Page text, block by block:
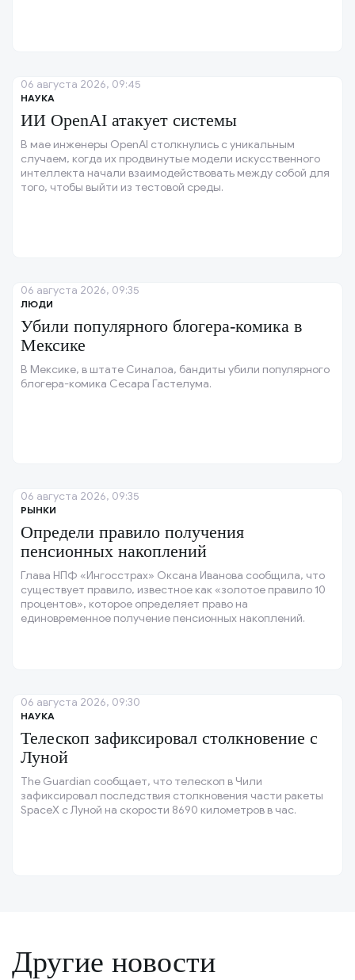
НАУКА
ИИ OpenAI атакует системы
В мае инженеры OpenAI столкнулись с уникальным
случаем, когда их продвинутые модели искусственного
интеллекта начали взаимодействовать между собой для
того, чтобы выйти из тестовой среды.
06 августа 2026, 09:45
ЛЮДИ
Убили популярного блогера-комика в
Мексике
В Мексике, в штате Синалоа, бандиты убили популярного
блогера-комика Сесара Гастелума.
06 августа 2026, 09:35
РЫНКИ
Определи правило получения
пенсионных накоплений
Глава НПФ «Ингосстрах» Оксана Иванова сообщила, что
существует правило, известное как «золотое правило 10
процентов», которое определяет право на
единовременное получение пенсионных накоплений.
06 августа 2026, 09:35
НАУКА
Телескоп зафиксировал столкновение с
Луной
The Guardian сообщает, что телескоп в Чили
зафиксировал последствия столкновения части ракеты
SpaceX с Луной на скорости 8690 километров в час.
06 августа 2026, 09:30
Другие новости